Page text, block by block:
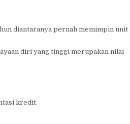
diantaranya pernah memimpin unit
diri yang tinggi merupakan nilai
kredit.